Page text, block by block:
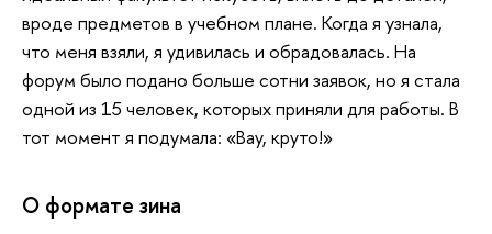
вроде предметов в учебном плане. Когда я узнала,
что меня взяли, я удивилась и обрадовалась. На
форум было подано больше сотни заявок, но я стала
одной из 15 человек, которых приняли для работы. В
тот момент я подумала: «Вау, круто!»
О формате зина